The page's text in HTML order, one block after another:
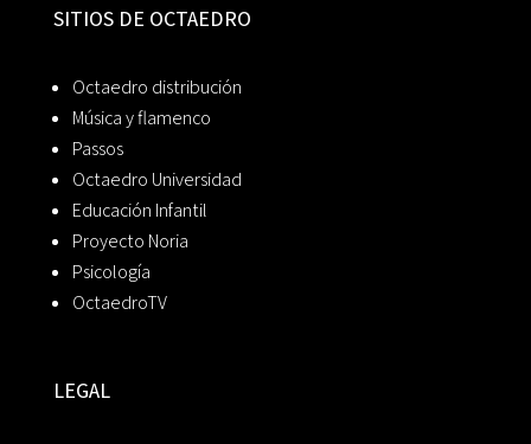
SITIOS DE OCTAEDRO
Octaedro distribución
Música y flamenco
Passos
Octaedro Universidad
Educación Infantil
Proyecto Noria
Psicología
OctaedroTV
LEGAL